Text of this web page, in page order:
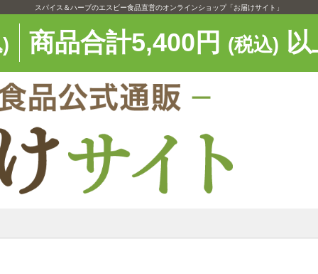
スパイス＆ハーブのエスビー食品直営のオンラインショップ「お届けサイト」
商品合計5,400円 (税込)